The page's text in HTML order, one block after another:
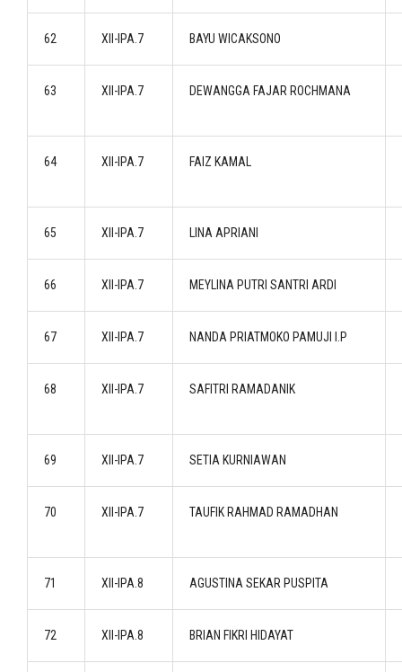
62 XII-IPA.7 BAYU WICAKSONO
63 XII-IPA.7 DEWANGGA FAJAR ROCHMANA
64 XII-IPA.7 FAIZ KAMAL
65 XII-IPA.7 LINA APRIANI
66 XII-IPA.7 MEYLINA PUTRI SANTRI ARDI
67 XII-IPA.7 NANDA PRIATMOKO PAMUJI I.P
68 XII-IPA.7 SAFITRI RAMADANIK
69 XII-IPA.7 SETIA KURNIAWAN
70 XII-IPA.7 TAUFIK RAHMAD RAMADHAN
71 XII-IPA.8 AGUSTINA SEKAR PUSPITA
72 XII-IPA.8 BRIAN FIKRI HIDAYAT